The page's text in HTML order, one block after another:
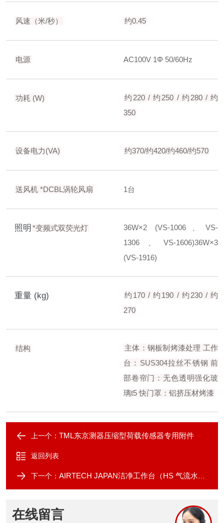
风速（米/秒） 约0.45
电源 AC100V 1Φ 50/60Hz
功耗 (W)
约220 / 约250 / 约280 / 约
350
设备电力(VA) 约370/约420/约460/约570
送风机 *DCBL涡轮风扇 1台
照明 *变频式双荧光灯
36W×2 (VS-1006、VS-
1306、VS-1606)36W×3
(VS-1916)
重量 (kg)
约170 / 约190 / 约230 / 约
270
结构 主体：钢板制烤漆处理 工作
台：SUS304拉丝不锈钢 前
部卷帘门：无色透明强化玻
璃t5 快门罩：铝挤压材烤漆
上一个： TML东京测器压缩型荷载传感器专用附件
返回列表
下一个： AIRTECH JAPAN洁净工作台（HS 气流水平型）
在线留言